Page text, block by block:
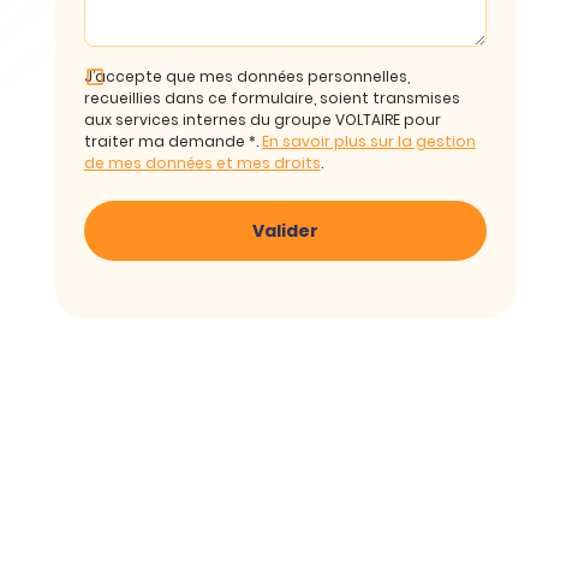
J’accepte que mes données personnelles,
recueillies dans ce formulaire, soient transmises
aux services internes du groupe VOLTAIRE pour
traiter ma demande *.En savoir plus sur la gestion
de mes données et mes droits.